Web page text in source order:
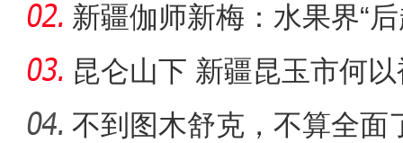
朽木？
新疆伽师新梅：水果界“
出
昆仑山下 新疆昆玉市何以
不到图木舒克，不算全面